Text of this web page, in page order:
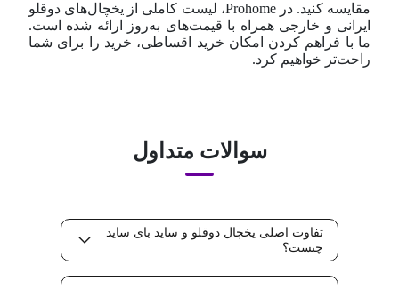
مقایسه کنید. در Prohome، لیست کاملی از یخچال‌های دوقلو
ایرانی و خارجی همراه با قیمت‌های به‌روز ارائه شده است.
ما با فراهم کردن امکان خرید اقساطی، خرید را برای شما
راحت‌تر خواهیم کرد.
سوالات متداول
تفاوت اصلی یخچال دوقلو و ساید بای ساید
چیست؟